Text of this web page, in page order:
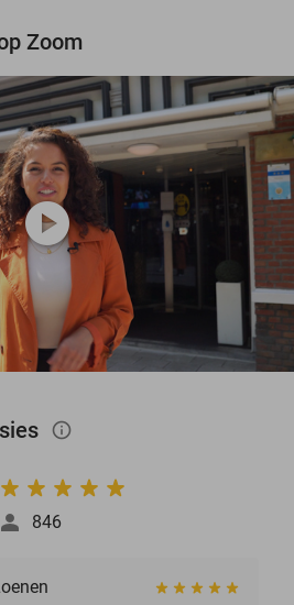
Zoom
play_circle
info_outlined
846